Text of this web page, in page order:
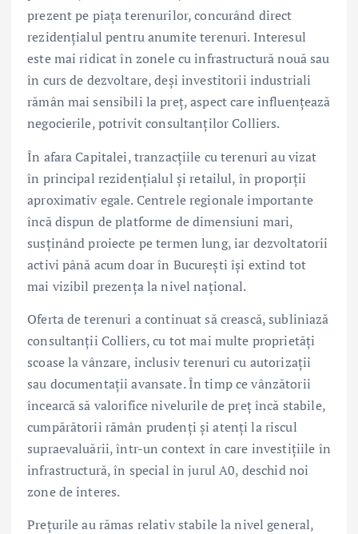
prezent pe piața terenurilor, concurând direct
rezidențialul pentru anumite terenuri. Interesul
este mai ridicat în zonele cu infrastructură nouă sau
în curs de dezvoltare, deși investitorii industriali
rămân mai sensibili la preț, aspect care influențează
negocierile, potrivit consultanților Colliers.
În afara Capitalei, tranzacțiile cu terenuri au vizat
în principal rezidențialul și retailul, în proporții
aproximativ egale. Centrele regionale importante
încă dispun de platforme de dimensiuni mari,
susținând proiecte pe termen lung, iar dezvoltatorii
activi până acum doar în București își extind tot
mai vizibil prezența la nivel național.
Oferta de terenuri a continuat să crească, subliniază
consultanții Colliers, cu tot mai multe proprietăți
scoase la vânzare, inclusiv terenuri cu autorizații
sau documentații avansate. În timp ce vânzătorii
încearcă să valorifice nivelurile de preț încă stabile,
cumpărătorii rămân prudenți și atenți la riscul
supraevaluării, într-un context în care investițiile în
infrastructură, în special în jurul A0, deschid noi
zone de interes.
Prețurile au rămas relativ stabile la nivel general,